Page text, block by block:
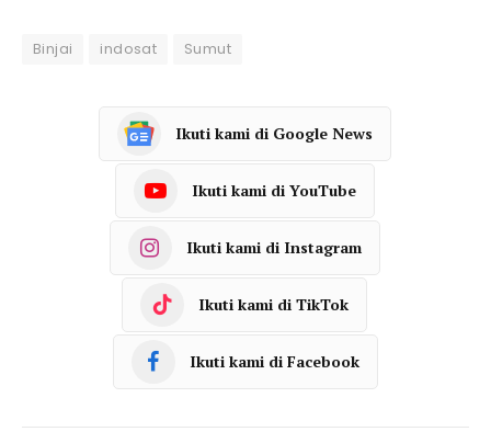
Binjai indosat Sumut
Ikuti kami di Google News
Ikuti kami di YouTube
Ikuti kami di Instagram
Ikuti kami di TikTok
Ikuti kami di Facebook